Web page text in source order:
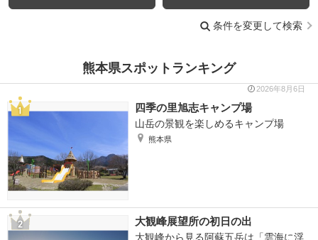
条件を変更して検索
熊本県スポットランキング
2026年8月6日
四季の里旭志キャンプ場
山岳の景観を楽しめるキャンプ場
熊本県
大観峰展望所の初日の出
大観峰から見る阿蘇五岳は「雲海に浮